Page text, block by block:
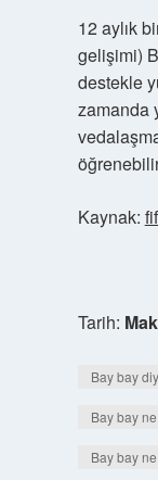
12 aylık
gelişimi)
destekle
zamanda
Kaynak:
Tarih:
Bay bay
Bay bay
Bay bay